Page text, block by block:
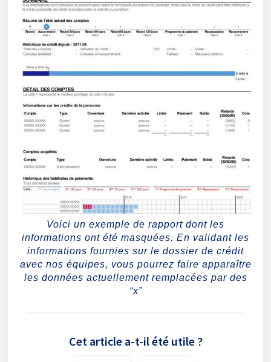
Voici un exemple de rapport dont les
informations ont été masquées. En validant les
informations fournies sur le dossier de crédit
avec nos équipes, vous pourrez faire apparaître
les données actuellement remplacées par des
“x”
Cet article a-t-il été utile ?